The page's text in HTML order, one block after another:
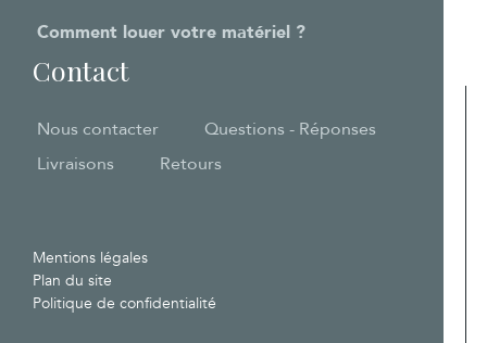
Comment louer votre matériel ?
Contact
Nous contacter
Questions - Réponses
Livraisons
Retours
Mentions légales
Plan du site
Politique de confidentialité